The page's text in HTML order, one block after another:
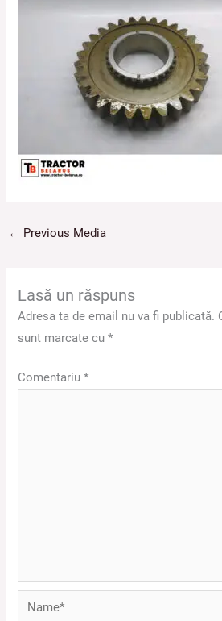
← Previous Media
Lasă un răspuns
Adresa ta de email nu va fi publicată.
sunt marcate cu*
Comentariu*
Name*